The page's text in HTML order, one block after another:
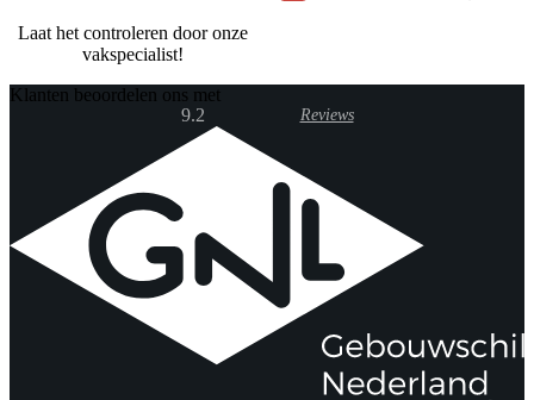
Laat het controleren door onze
vakspecialist!
Klanten beoordelen ons met
9.2
Reviews